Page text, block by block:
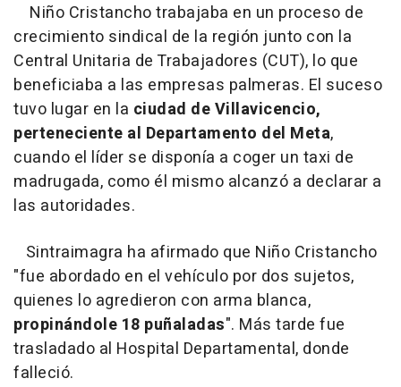
Niño Cristancho trabajaba en un proceso de
crecimiento sindical de la región junto con la
Central Unitaria de Trabajadores (CUT), lo que
beneficiaba a las empresas palmeras. El suceso
tuvo lugar en la ciudad de Villavicencio,
perteneciente al Departamento del Meta,
cuando el líder se disponía a coger un taxi de
madrugada, como él mismo alcanzó a declarar a
las autoridades.
Sintraimagra ha afirmado que Niño Cristancho
"fue abordado en el vehículo por dos sujetos,
quienes lo agredieron con arma blanca,
propinándole 18 puñaladas". Más tarde fue
trasladado al Hospital Departamental, donde
falleció.